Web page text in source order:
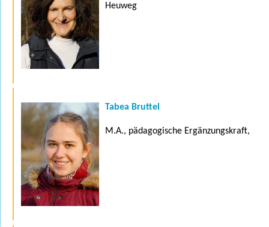
Heuweg
Tabea Bruttel
M.A., pädagogische Ergänzungskraft,